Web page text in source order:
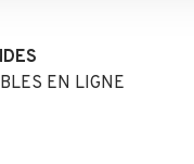
EN LIGNE